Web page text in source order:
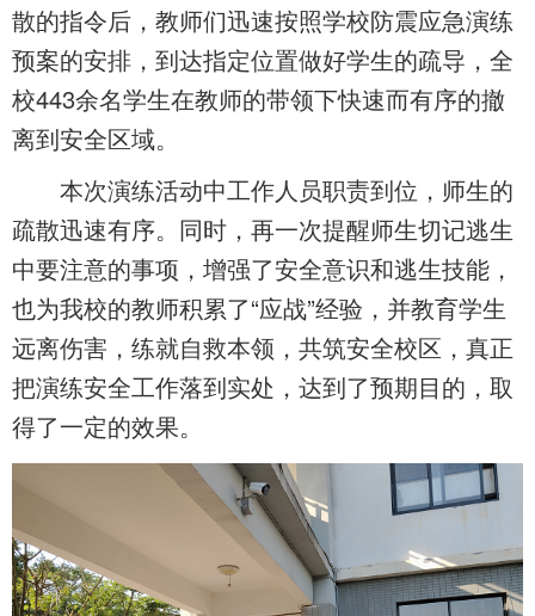
散的指令后，教师们迅速按照学校防震应急演练
预案的安排，到达指定位置做好学生的疏导，全
校443余名学生在教师的带领下快速而有序的撤
离到安全区域。
本次演练活动中工作人员职责到位，师生的
疏散迅速有序。同时，再一次提醒师生切记逃生
中要注意的事项，增强了安全意识和逃生技能，
也为我校的教师积累了“应战”经验，并教育学生
远离伤害，练就自救本领，共筑安全校区，真正
把演练安全工作落到实处，达到了预期目的，取
得了一定的效果。